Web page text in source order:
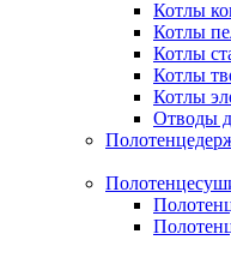
Котлы
Котлы
Котлы
Котлы
Котлы
Отводы